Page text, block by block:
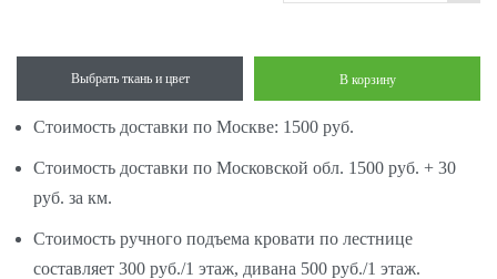
Выбрать ткань и цвет В корзину
Стоимость доставки по Москве: 1500 руб.
Стоимость доставки по Московской обл. 1500 руб. + 30
руб. за км.
Стоимость ручного подъема кровати по лестнице
составляет 300 руб./1 этаж, дивана 500 руб./1 этаж.